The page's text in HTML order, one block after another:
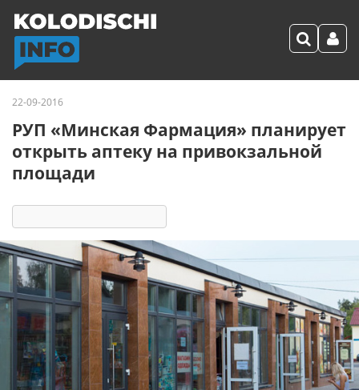
22-09-2016
РУП «Минская Фармация» планирует
открыть аптеку на привокзальной
площади